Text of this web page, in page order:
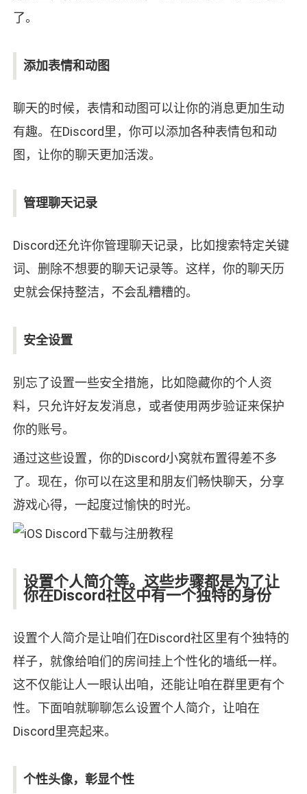
了。
添加表情和动图
聊天的时候，表情和动图可以让你的消息更加生动
有趣。在Discord里，你可以添加各种表情包和动
图，让你的聊天更加活泼。
管理聊天记录
Discord还允许你管理聊天记录，比如搜索特定关键
词、删除不想要的聊天记录等。这样，你的聊天历
史就会保持整洁，不会乱糟糟的。
安全设置
别忘了设置一些安全措施，比如隐藏你的个人资
料，只允许好友发消息，或者使用两步验证来保护
你的账号。
通过这些设置，你的Discord小窝就布置得差不多
了。现在，你可以在这里和朋友们畅快聊天，分享
游戏心得，一起度过愉快的时光。
设置个人简介等。这些步骤都是为了让
你在Discord社区中有一个独特的身份
设置个人简介是让咱们在Discord社区里有个独特的
样子，就像给咱们的房间挂上个性化的墙纸一样。
这不仅能让人一眼认出咱，还能让咱在群里更有个
性。下面咱就聊聊怎么设置个人简介，让咱在
Discord里亮起来。
个性头像，彰显个性